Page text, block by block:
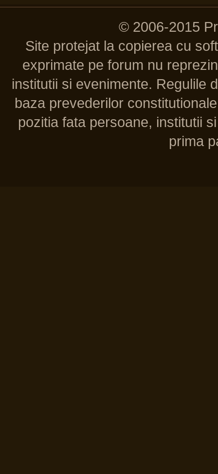
© 2006-2015
Site protejat la copierea cu
exprimate pe forum nu
institutii si evenimente. Regulile
baza prevederilor
pozitia fata persoane, institutii
prima